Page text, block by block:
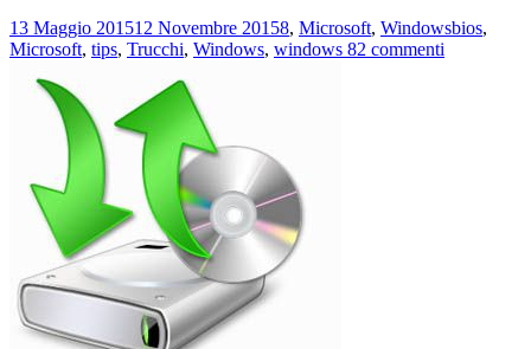
al
BIOS
PC
Windows
Scritto
il
13 Maggio 201512 Novembre 2015Categorie
8, Microsoft, WindowsTag
bios,
Microsoft, tips, Trucchi, Windows, windows 82 commenti